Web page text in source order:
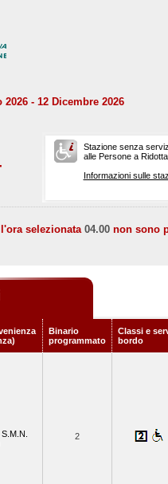
2026 - 12 Dicembre 2026
Stazione senza
alle Persone a
Informazioni sulle
selezionata04.00 non sono
Binario
programmato
Classi e
bordo
2